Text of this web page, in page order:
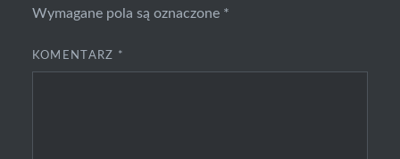
Wymagane pola są oznaczone *
KOMENTARZ *